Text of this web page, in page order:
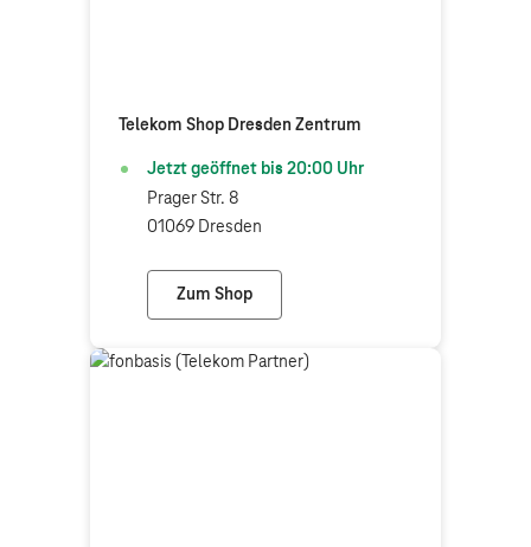
Telekom Shop Dresden Zentrum
Jetzt geöffnet bis 20:00 Uhr
Prager Str. 8
01069 Dresden
Zum Shop
Telekom Shop Dresden Zentrum